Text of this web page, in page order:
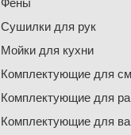
Фены
Сушилки для рук
Мойки для кухни
Комплектующие для
Комплектующие для
Комплектующие для